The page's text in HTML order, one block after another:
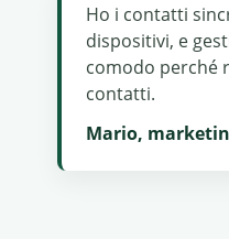
Ho i contatti
dispositivi, e
comodo perché
contatti.
Mario,